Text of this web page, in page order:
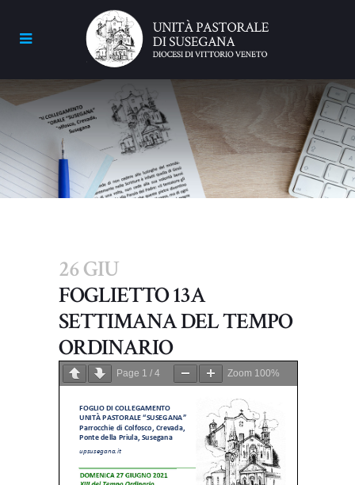
26 GIU
FOGLIETTO 13A
SETTIMANA DEL TEMPO
ORDINARIO
Page 1 / 4 Zoom 100%